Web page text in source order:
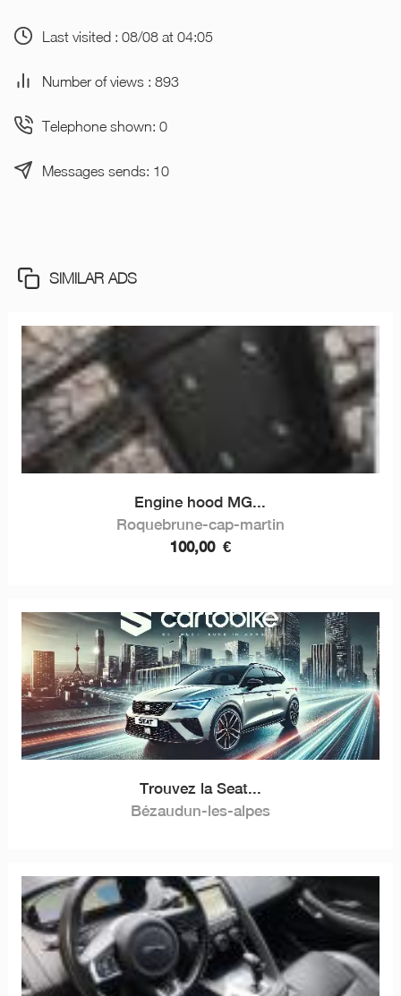
Last visited : 08/08 at 04:05
Number of views : 893
Telephone shown: 0
Messages sends: 10
SIMILAR ADS
Engine hood MG...
Roquebrune-cap-martin
100,00 €
Trouvez la Seat...
Bézaudun-les-alpes